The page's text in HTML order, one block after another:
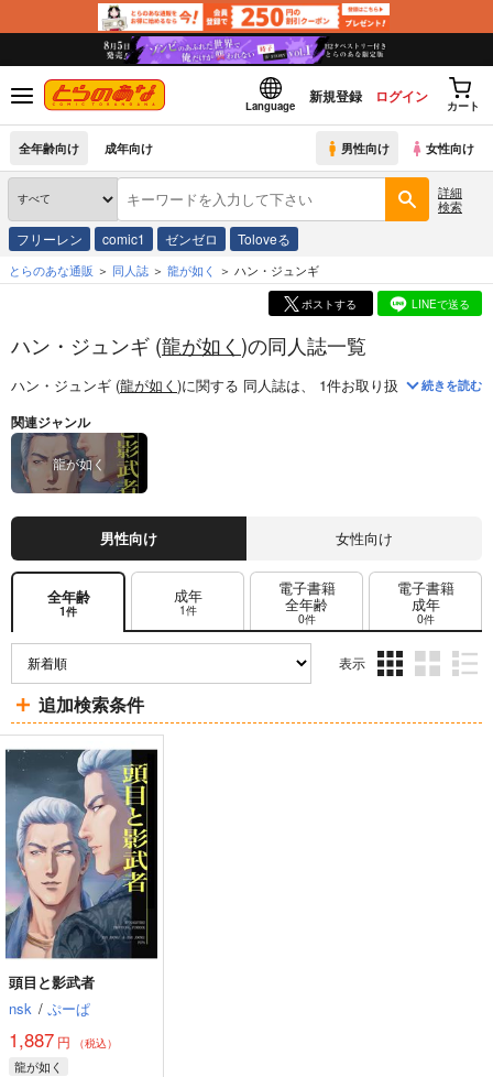
Language
新規登録 ログイン
カート
全年齢向け 成年向け 男性向け 女性向け
詳細
検索
フリーレン comic1 ゼンゼロ Toloveる
とらのあな通販 同人誌 龍が如く ハン・ジュンギ
ポストする LINEで送る
ハン・ジュンギ (龍が如く )の同人誌一覧
ハン・ジュンギ (龍が如く )に関する 同人誌は、 1件お取り扱いがございま
続きを読む
関連ジャンル
龍が如く
男性向け 女性向け
全年齢
1件
成年
1件
電子書籍
全年齢
0件
電子書籍
成年
0件
表示
ム
ム
ム
追加検索条件
頭目と影武者
nsk / ぷーぱ
1,887 円 （税込）
龍が如く